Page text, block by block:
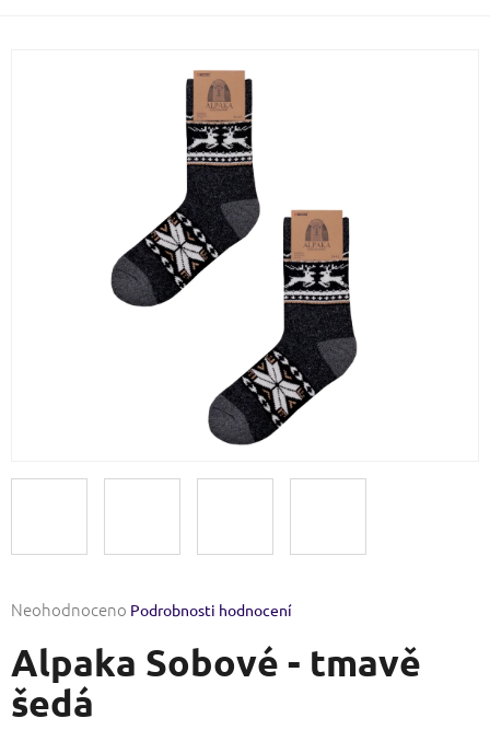
Průměrné
produktu
je
0,0
z
Neohodnoceno Podrobnosti hodnocení
Alpaka Sobové - tmavě
šedá